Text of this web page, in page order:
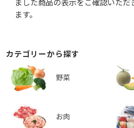
ました商品の表示をご確認いただ
ます。
カテゴリーから探す